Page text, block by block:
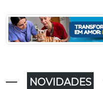
NOVIDADES